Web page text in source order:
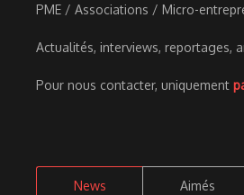
PME / Associations / Micro-
Actualités, interviews, reportages,
Pour nous contacter, uniquement
News Aimés